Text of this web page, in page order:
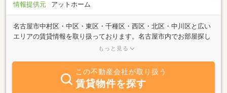
情報提供元
アットホーム
名古屋市中村区・中区・東区・千種区・西区・北区・中川区と広い
エリアの賃貸情報を取り扱っております。名古屋市内でお部屋探し
の方、県外からお越しの転勤／単身赴任の方、法人・社宅代行など
いります。お部屋探しをされる全てのお客様に心癒される、心豊か
なお住まいが見つかりますように。
もっと見る
この不動産会社が取り扱う
賃貸物件を探す